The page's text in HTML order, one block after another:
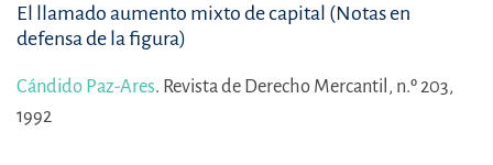
El llamado aumento mixto de capital (Notas en
defensa de la figura)
Cándido Paz-Ares. Revista de Derecho Mercantil, n.º 203,
1992